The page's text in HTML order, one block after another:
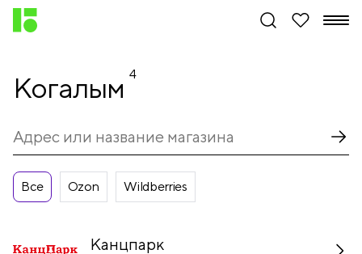
Когалым 4
Все Ozon Wildberries
Канцпарк